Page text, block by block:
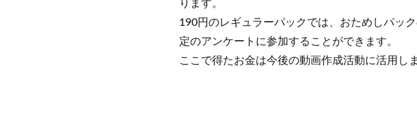
ります。
190円のレギュラーパックでは、おためしパッ
定のアンケートに参加することができます。
ここで得たお金は今後の動画作成活動に活用し